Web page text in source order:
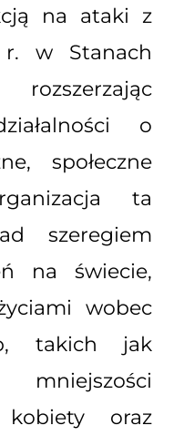
na ataki z
r. w Stanach
o
społeczne
ta
szeregiem
na świecie,
wobec
takich jak
kobiety oraz